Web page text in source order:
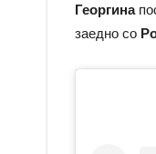
Георгина
заедно со